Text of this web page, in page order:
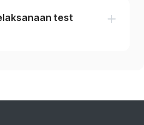
test